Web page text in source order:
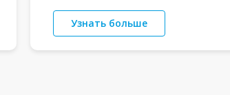
Узнать больше